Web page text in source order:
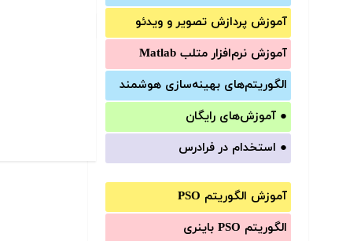
آموزش‌ پردازش تصویر و ویدئو
آموزش‌ نرم‌افزار متلب Matlab
الگوریتم‌های بهینه‌سازی هوشمند
● آموزش‌های رایگان
● استخدام در فرادرس
آموزش الگوریتم PSO
الگوریتم PSO باینری